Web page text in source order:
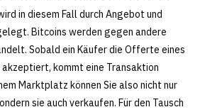
in diesem Fall durch Angebot und
Bitcoins werden gegen andere
Sobald ein Käufer die Offerte eines
kommt eine Transaktion
Marktplatz können Sie also nicht nur
sie auch verkaufen. Für den Tausch